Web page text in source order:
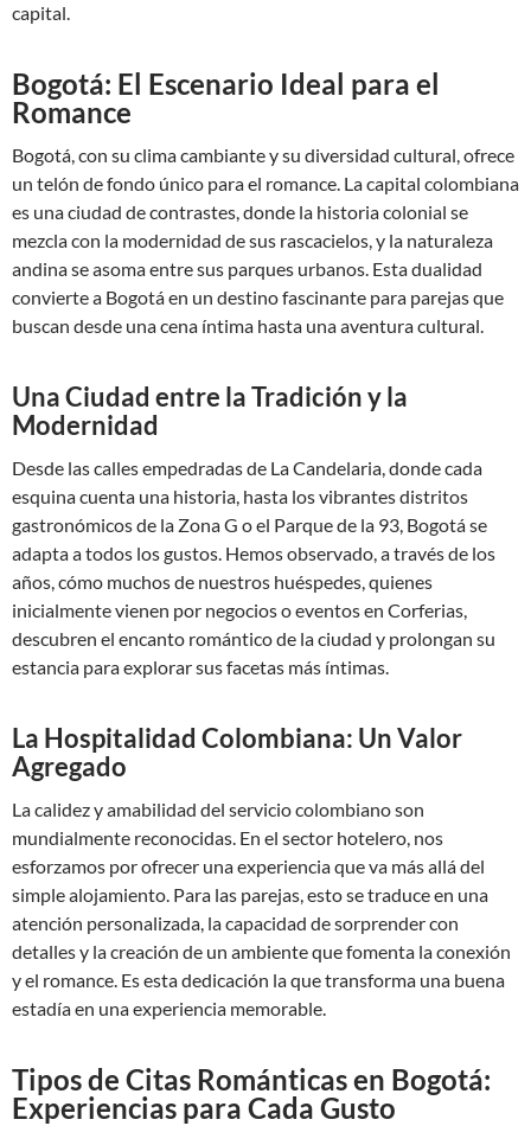
capital.
Bogotá: El Escenario Ideal para el
Romance
Bogotá, con su clima cambiante y su diversidad cultural, ofrece
un telón de fondo único para el romance. La capital colombiana
es una ciudad de contrastes, donde la historia colonial se
mezcla con la modernidad de sus rascacielos, y la naturaleza
andina se asoma entre sus parques urbanos. Esta dualidad
convierte a Bogotá en un destino fascinante para parejas que
buscan desde una cena íntima hasta una aventura cultural.
Una Ciudad entre la Tradición y la
Modernidad
Desde las calles empedradas de La Candelaria, donde cada
esquina cuenta una historia, hasta los vibrantes distritos
gastronómicos de la Zona G o el Parque de la 93, Bogotá se
adapta a todos los gustos. Hemos observado, a través de los
años, cómo muchos de nuestros huéspedes, quienes
inicialmente vienen por negocios o eventos en Corferias,
descubren el encanto romántico de la ciudad y prolongan su
estancia para explorar sus facetas más íntimas.
La Hospitalidad Colombiana: Un Valor
Agregado
La calidez y amabilidad del servicio colombiano son
mundialmente reconocidas. En el sector hotelero, nos
esforzamos por ofrecer una experiencia que va más allá del
simple alojamiento. Para las parejas, esto se traduce en una
atención personalizada, la capacidad de sorprender con
detalles y la creación de un ambiente que fomenta la conexión
y el romance. Es esta dedicación la que transforma una buena
estadía en una experiencia memorable.
Tipos de Citas Románticas en Bogotá:
Experiencias para Cada Gusto